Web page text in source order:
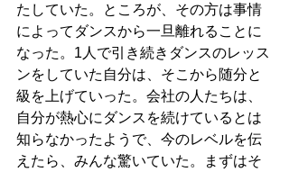
たしていた。ところが、その方は事情
によってダンスから一旦離れることに
なった。1人で引き続きダンスのレッス
ンをしていた自分は、そこから随分と
級を上げていった。会社の人たちは、
自分が熱心にダンスを続けているとは
知らなかったようで、今のレベルを伝
えたら、みんな驚いていた。まずはそ